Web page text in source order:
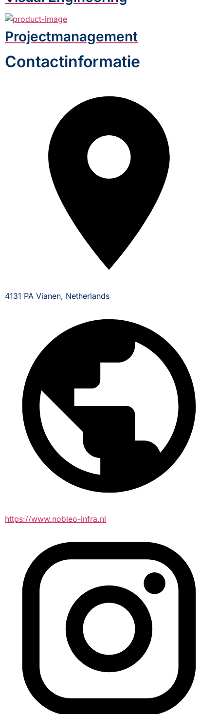
Projectmanagement
Contactinformatie
4131 PA Vianen, Netherlands
https://www.nobleo-infra.nl